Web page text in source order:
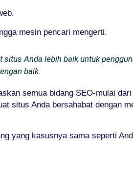
mesin pencari mengerti.
Anda lebih baik untuk
baik.
semua bidang SEO-mulai
situs Anda bersahabat dengan
yang kasusnya sama seperti